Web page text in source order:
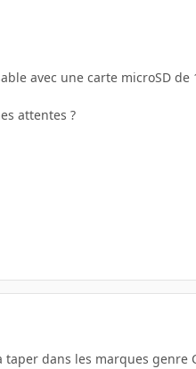
avec une carte microSD de
attentes ?
taper dans les marques